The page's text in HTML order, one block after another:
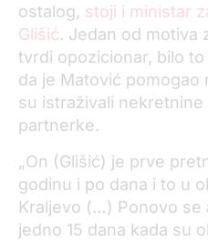
ostalog, stoji i ministar
Glišić. Jedan od motiva
tvrdi opozicionar, bilo
da je Matović pomogao
su istraživali
partnerke.
„On (Glišić) je prve
godinu i po dana i to u
Kraljevo (…) Ponovo se
jedno 15 dana kada su